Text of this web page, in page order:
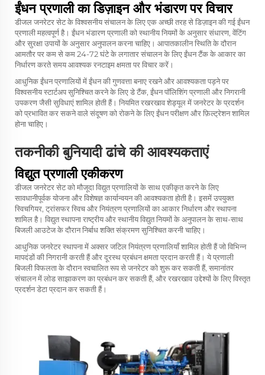
ईंधन प्रणाली का डिज़ाइन और भंडारण पर विचार
डीजल जनरेटर सेट के विश्वसनीय संचालन के लिए एक अच्छी तरह से डिज़ाइन की गई ईंधन
प्रणाली महत्वपूर्ण है। ईंधन भंडारण प्रणाली को स्थानीय नियमों के अनुसार संधारण, वेंटिंग
और सुरक्षा उपायों के अनुसार अनुपालन करना चाहिए। आपातकालीन स्थिति के दौरान
आमतौर पर कम से कम 24-72 घंटे के लगातार संचालन के लिए ईंधन टैंक के आकार का
निर्धारण करते समय आवश्यक रनटाइम क्षमता पर विचार करें।
आधुनिक ईंधन प्रणालियों में ईंधन की गुणवत्ता बनाए रखने और आवश्यकता पड़ने पर
विश्वसनीय स्टार्टअप सुनिश्चित करने के लिए डे टैंक, ईंधन पॉलिशिंग प्रणाली और निगरानी
उपकरण जैसी सुविधाएं शामिल होती हैं। नियमित रखरखाव शेड्यूल में जनरेटर के प्रदर्शन
को प्रभावित कर सकने वाले संदूषण को रोकने के लिए ईंधन परीक्षण और फ़िल्ट्रेशन शामिल
होना चाहिए।
तकनीकी बुनियादी ढांचे की आवश्यकताएं
विद्युत प्रणाली एकीकरण
डीजल जनरेटर सेट को मौजूदा विद्युत प्रणालियों के साथ एकीकृत करने के लिए
सावधानीपूर्वक योजना और विशेषज्ञ कार्यान्वयन की आवश्यकता होती है। इसमें उपयुक्त
स्विचगियर, ट्रांसफर स्विच और नियंत्रण प्रणालियों का आकार निर्धारण और स्थापना
शामिल है। विद्युत स्थापना राष्ट्रीय और स्थानीय विद्युत नियमों के अनुपालन के साथ-साथ
बिजली आउटेज के दौरान निर्बाध शक्ति संक्रमण सुनिश्चित करनी चाहिए।
आधुनिक जनरेटर स्थापना में अक्सर जटिल नियंत्रण प्रणालियाँ शामिल होती हैं जो विभिन्न
मापदंडों की निगरानी करती हैं और दूरस्थ प्रबंधन क्षमता प्रदान करती हैं। ये प्रणाली
बिजली विफलता के दौरान स्वचालित रूप से जनरेटर को शुरू कर सकती हैं, समानांतर
संचालन में लोड साझाकरण का प्रबंधन कर सकती हैं, और रखरखाव उद्देश्यों के लिए विस्तृत
प्रदर्शन डेटा प्रदान कर सकती हैं।